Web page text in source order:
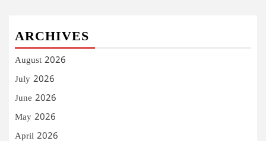
ARCHIVES
August 2026
July 2026
June 2026
May 2026
April 2026